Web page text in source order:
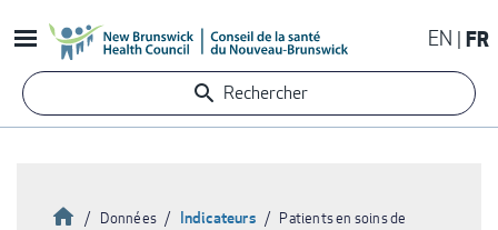
au
contenu
principal
EN FR
Rechercher
Accueil
Données Indicateurs
Patients en soins de